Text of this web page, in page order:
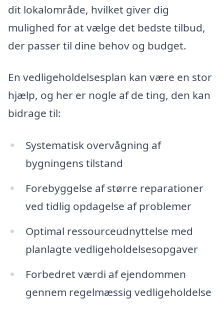
dit lokalområde, hvilket giver dig
mulighed for at vælge det bedste tilbud,
der passer til dine behov og budget.
En vedligeholdelsesplan kan være en stor
hjælp, og her er nogle af de ting, den kan
bidrage til:
Systematisk overvågning af
bygningens tilstand
Forebyggelse af større reparationer
ved tidlig opdagelse af problemer
Optimal ressourceudnyttelse med
planlagte vedligeholdelsesopgaver
Forbedret værdi af ejendommen
gennem regelmæssig vedligeholdelse